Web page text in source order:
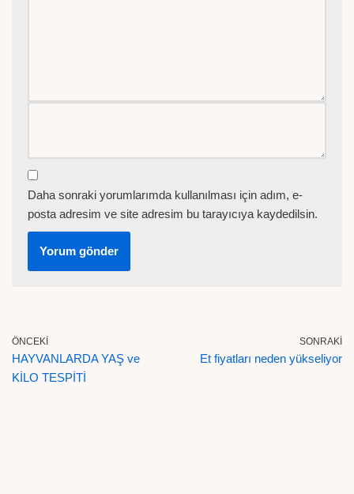
Daha sonraki yorumlarımda kullanılması için adım, e-
posta adresim ve site adresim bu tarayıcıya kaydedilsin.
ÖNCEKI
HAYVANLARDA YAŞ ve
KİLO TESPİTİ
SONRAKI
Et fiyatları neden yükseliyor